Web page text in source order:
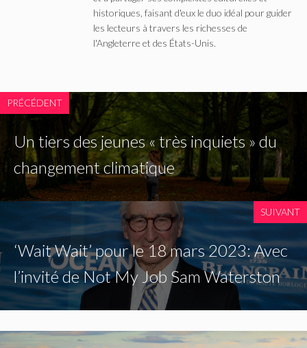
historiques, faisant d'eux le duo idéal pour guider
les lecteurs à travers les richesses de
l'Angleterre et des États-Unis.
PRÉCÉDENT
Un tiers des jeunes « très inquiets » du
changement climatique
SUIVANT
‘Wait Wait’ pour le 18 mars 2023: Avec
l’invité de Not My Job Sam Waterston